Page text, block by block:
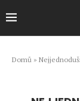
Domů »